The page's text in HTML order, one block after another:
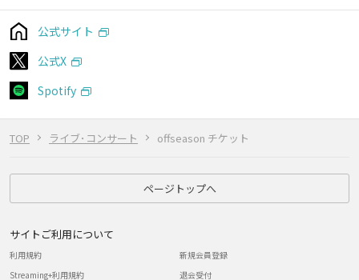
TOP ライブ･コンサート offseason チケット
公式サイト
公式X
Spotify
ページトップへ
サイトご利用について
利用規約
Streaming+利用規約
新規会員登録
退会受付